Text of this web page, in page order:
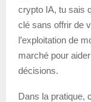
crypto IA, tu sais
clé sans offrir de
l’exploitation de
marché pour
décisions.
Dans la pratique,